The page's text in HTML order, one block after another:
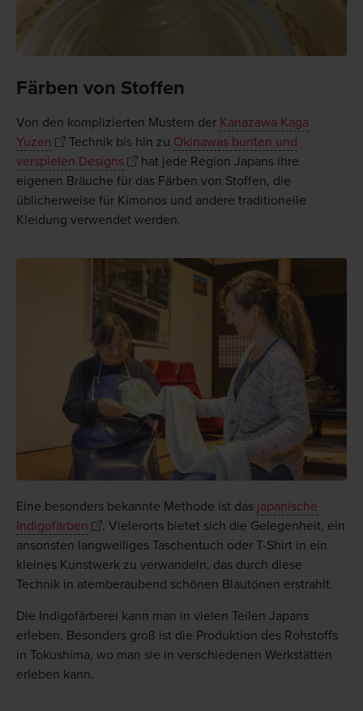
Färben von Stoffen
Von den komplizierten Mustern der Kanazawa Kaga
Yuzen
Technik bis hin zu Okinawas bunten und
verspielen Designs
hat jede Region Japans ihre
eigenen Bräuche für das Färben von Stoffen, die
üblicherweise für Kimonos und andere traditionelle
Kleidung verwendet werden.
Eine besonders bekannte Methode ist das japanische
Indigofärben
. Vielerorts bietet sich die Gelegenheit, ein
ansonsten langweiliges Taschentuch oder T-Shirt in ein
kleines Kunstwerk zu verwandeln, das durch diese
Technik in atemberaubend schönen Blautönen erstrahlt.
Die Indigofärberei kann man in vielen Teilen Japans
erleben. Besonders groß ist die Produktion des Rohstoffs
in Tokushima, wo man sie in verschiedenen Werkstätten
erleben kann.